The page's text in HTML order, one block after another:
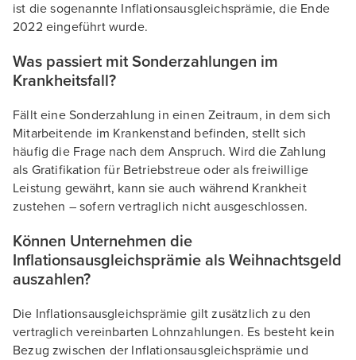
ist die sogenannte Inflationsausgleichsprämie, die Ende
2022 eingeführt wurde.
Was passiert mit Sonderzahlungen im
Krankheitsfall?
Fällt eine Sonderzahlung in einen Zeitraum, in dem sich
Mitarbeitende im Krankenstand befinden, stellt sich
häufig die Frage nach dem Anspruch. Wird die Zahlung
als Gratifikation für Betriebstreue oder als freiwillige
Leistung gewährt, kann sie auch während Krankheit
zustehen – sofern vertraglich nicht ausgeschlossen.
Können Unternehmen die
Inflationsausgleichsprämie als Weihnachtsgeld
auszahlen?
Die Inflationsausgleichsprämie gilt zusätzlich zu den
vertraglich vereinbarten Lohnzahlungen. Es besteht kein
Bezug zwischen der Inflationsausgleichsprämie und